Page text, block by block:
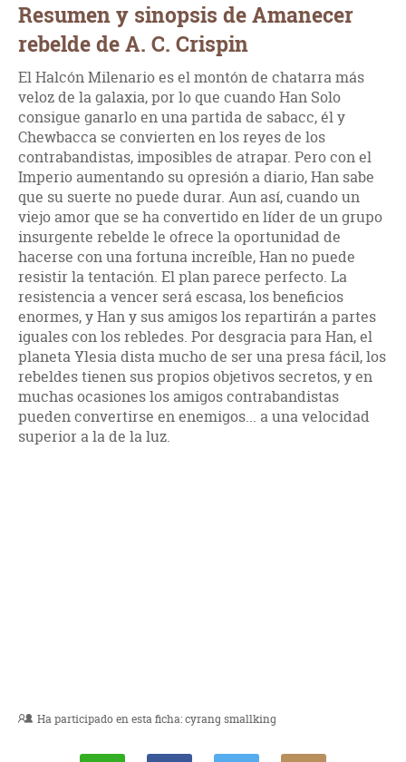
Resumen y sinopsis de Amanecer
rebelde de A. C. Crispin
El Halcón Milenario es el montón de chatarra más
veloz de la galaxia, por lo que cuando Han Solo
consigue ganarlo en una partida de sabacc, él y
Chewbacca se convierten en los reyes de los
contrabandistas, imposibles de atrapar. Pero con el
Imperio aumentando su opresión a diario, Han sabe
que su suerte no puede durar. Aun así, cuando un
viejo amor que se ha convertido en líder de un grupo
insurgente rebelde le ofrece la oportunidad de
hacerse con una fortuna increíble, Han no puede
resistir la tentación. El plan parece perfecto. La
resistencia a vencer será escasa, los beneficios
enormes, y Han y sus amigos los repartirán a partes
iguales con los rebledes. Por desgracia para Han, el
planeta Ylesia dista mucho de ser una presa fácil, los
rebeldes tienen sus propios objetivos secretos, y en
muchas ocasiones los amigos contrabandistas
pueden convertirse en enemigos... a una velocidad
superior a la de la luz.
Ha participado en esta ficha:cyrang smallking